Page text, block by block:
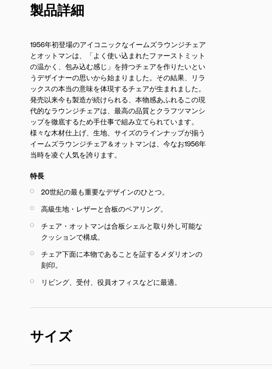
製品詳細
1956年初登場のアイコニックなイームズラウンジチェア
とオットマンは、「よく使い込まれたファーストミット
の温かく、包み込む感じ」を持つチェアを作りたいとい
うデザイナーの思いから始まりました。その結果、リラ
ックスの本当の意味を体現するチェアが生まれました。
発売以来今も製造が続けられる、本物感あふれるこの現
代的なラウンジチェアは、最高の品質とクラフツマンシ
ップを徹底するため手仕事で組み立てられています。
様々な木材仕上げ、生地、サイズのラインナップが揃う
イームズラウンジチェア＆オットマンは、今なお1956年
当時を凌ぐ人気を誇ります。
特長
20世紀の最も重要なデザインのひとつ。
高級生地・レザーと合板のペアリング。
チェア・オットマンは合板シェルと取り外し可能な
クッションで構成。
チェア下面に本物であることを証するメダリオンの
刻印。
リビング、受付、役員オフィスなどに最適。
サイズ